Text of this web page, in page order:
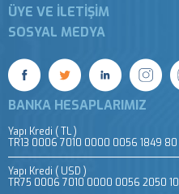
ÜYE VE İLETIŞIM
SOSYAL MEDYA
BANKA HESAPLARIMIZ
Yapı Kredi ( TL )
TR13 0006 7010 0000 0056 1849 80
Yapı Kredi ( USD )
TR75 0006 7010 0000 0056 2050 10